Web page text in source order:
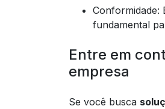
Conformidade: Estar em conformidade com as leis trabalhistas e normas regulatórias é
fundamental
Entre em
empresa
Se você busca